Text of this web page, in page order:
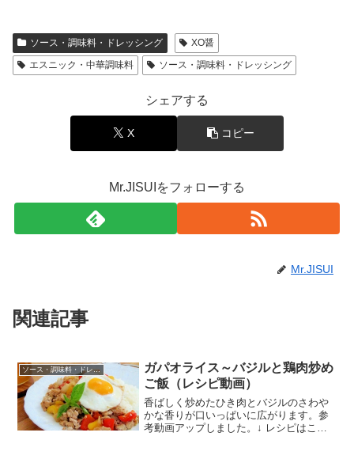
ソース・調味料・ドレッシング
XO醤
エスニック・中華調味料
ソース・調味料・ドレッシング
シェアする
X コピー
Mr.JISUIをフォローする
Mr.JISUI
関連記事
ソース・調味料・ドレッシング
ガパオライス～バジルと鶏肉炒め
ご飯（レシピ動画）
香ばしく炒めたひき肉とバジルのさわや
かな香りが口いっぱいに広がります。参
考動画アップしました。↓ レシピはこち